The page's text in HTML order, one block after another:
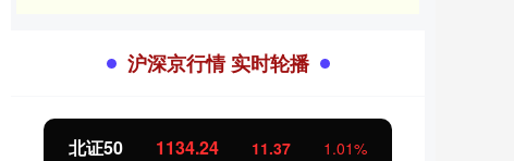
沪深京行情 实时轮播
北证50 1134.24 11.37 1.01%